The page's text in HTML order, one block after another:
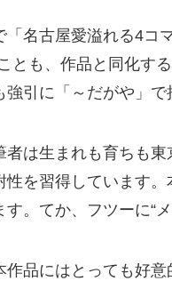
「名古屋愛溢れる4コ
とも、作品と同化す
強引に「～だがや」
者は生まれも育ちも
性を習得しています。
す。てか、フツーに“
作品にはとっても好意